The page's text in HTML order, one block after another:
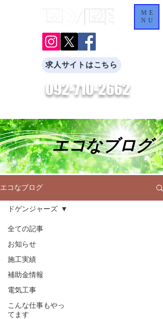
092-710-2662
ME
NU
求人サイトはこちら
エコなブログ
エコなブログ
全ての記事
お知らせ
施工実績
補助金情報
電気工事
こんな仕事もやっ
てます
ドゲンジャーズ